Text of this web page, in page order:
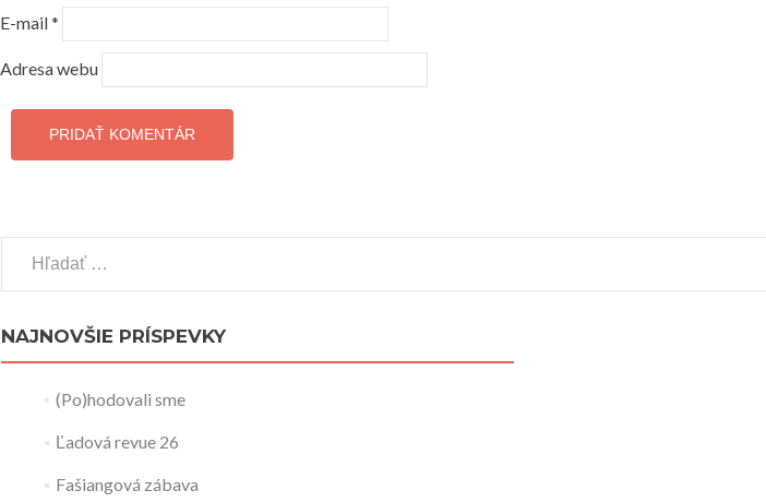
E-mail*
Adresa webu
NAJNOVŠIE PRÍSPEVKY
(Po)hodovali sme
Ľadová revue 26
Fašiangová zábava